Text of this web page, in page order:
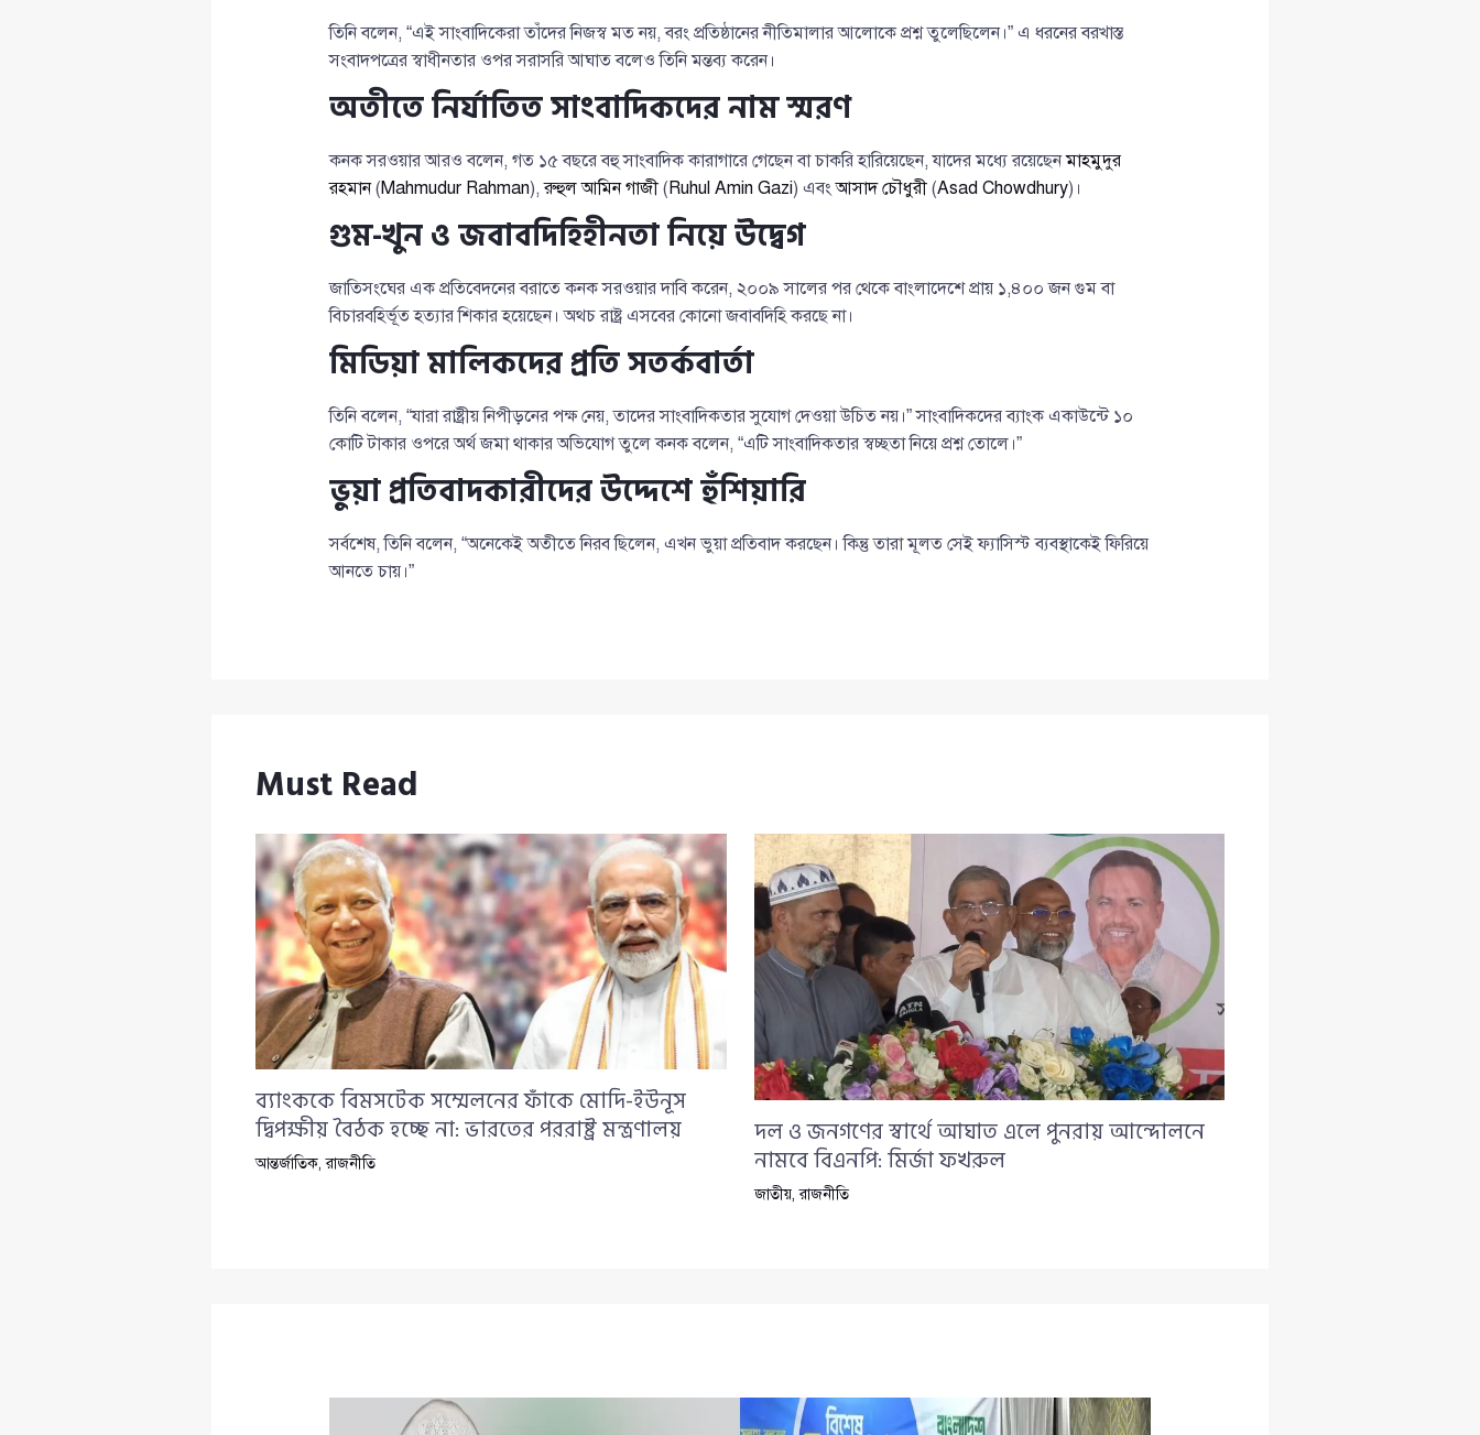
তিনি বলেন, “এই সাংবাদিকেরা তাঁদের নিজস্ব মত নয়, বরং প্রতিষ্ঠানের নীতিমালার আলোকে প্রশ্ন তুলেছিলেন।” এ ধরনের বরখাস্ত
সংবাদপত্রের স্বাধীনতার ওপর সরাসরি আঘাত বলেও তিনি মন্তব্য করেন।
অতীতে নির্যাতিত সাংবাদিকদের নাম স্মরণ
কনক সরওয়ার আরও বলেন, গত ১৫ বছরে বহু সাংবাদিক কারাগারে গেছেন বা চাকরি হারিয়েছেন, যাদের মধ্যে রয়েছেনমাহমুদুর
রহমান(Mahmudur Rahman),রুহুল আমিন গাজী(Ruhul Amin Gazi) এবংআসাদ চৌধুরী(Asad Chowdhury)।
গুম-খুন ও জবাবদিহিহীনতা নিয়ে উদ্বেগ
জাতিসংঘের এক প্রতিবেদনের বরাতে কনক সরওয়ার দাবি করেন, ২০০৯ সালের পর থেকে বাংলাদেশে প্রায় ১,৪০০ জন গুম বা
বিচারবহির্ভূত হত্যার শিকার হয়েছেন। অথচ রাষ্ট্র এসবের কোনো জবাবদিহি করছে না।
মিডিয়া মালিকদের প্রতি সতর্কবার্তা
তিনি বলেন, “যারা রাষ্ট্রীয় নিপীড়নের পক্ষ নেয়, তাদের সাংবাদিকতার সুযোগ দেওয়া উচিত নয়।” সাংবাদিকদের ব্যাংক একাউন্টে ১০
কোটি টাকার ওপরে অর্থ জমা থাকার অভিযোগ তুলে কনক বলেন, “এটি সাংবাদিকতার স্বচ্ছতা নিয়ে প্রশ্ন তোলে।”
ভুয়া প্রতিবাদকারীদের উদ্দেশে হুঁশিয়ারি
সর্বশেষ, তিনি বলেন, “অনেকেই অতীতে নিরব ছিলেন, এখন ভুয়া প্রতিবাদ করছেন। কিন্তু তারা মূলত সেই ফ্যাসিস্ট ব্যবস্থাকেই ফিরিয়ে
আনতে চায়।”
Must Read
ব্যাংককে বিমসটেক সম্মেলনের ফাঁকে মোদি-ইউনূস
দ্বিপক্ষীয় বৈঠক হচ্ছে না: ভারতের পররাষ্ট্র মন্ত্রণালয়
আন্তর্জাতিক,রাজনীতি
দল ও জনগণের স্বার্থে আঘাত এলে পুনরায় আন্দোলনে
নামবে বিএনপি: মির্জা ফখরুল
জাতীয়,রাজনীতি